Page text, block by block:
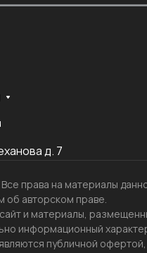
д. 7
права на материалы
авторском праве.
и материалы,
информационный
публичной офертой,